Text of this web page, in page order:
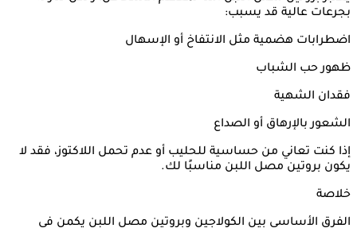
بجرعات عالية قد يسبب:
اضطرابات هضمية مثل الانتفاخ أو الإسهال
ظهور حب الشباب
فقدان الشهية
الشعور بالإرهاق أو الصداع
إذا كنت تعاني من حساسية للحليب أو عدم تحمل اللاكتوز، فقد لا
يكون بروتين مصل اللبن مناسبًا لك.
خلاصة
الفرق الأساسي بين الكولاجين وبروتين مصل اللبن يكمن في